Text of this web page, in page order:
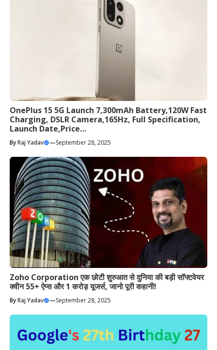
OnePlus 15 5G Launch 7,300mAh Battery,120W Fast
Charging, DSLR Camera,165Hz, Full Specification,
Launch Date,Price…
ByRaj Yadav —September 28, 2025
Zoho Corporation एक छोटी शुरुआत से दुनिया की बड़ी सॉफ्टवेयर
क्वीन 55+ ऐप्स और 1 करोड़ यूजर्स, जानो पूरी कहानी!
ByRaj Yadav —September 28, 2025